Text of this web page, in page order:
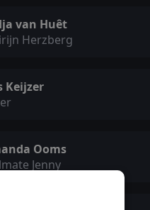
van Huêt
Herzberg
Keijzer
Ooms
Jenny